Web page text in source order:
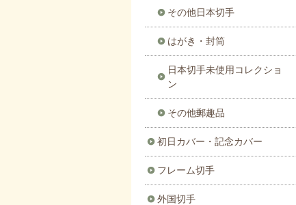
その他日本切手
はがき・封筒
日本切手未使用コレクショ
ン
その他郵趣品
初日カバー・記念カバー
フレーム切手
外国切手